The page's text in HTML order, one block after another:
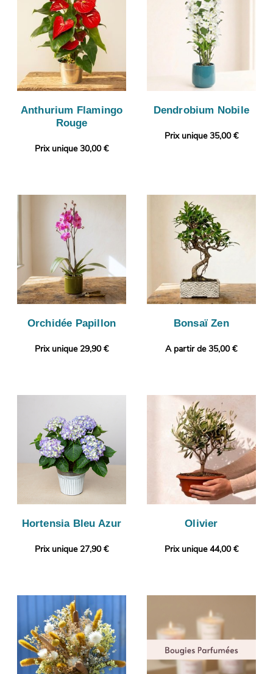
Anthurium Flamingo
Rouge
Prix unique 30,00 €
Dendrobium Nobile
Prix unique 35,00 €
Orchidée Papillon
Prix unique 29,90 €
Bonsaï Zen
A partir de 35,00 €
Hortensia Bleu Azur
Prix unique 27,90 €
Olivier
Prix unique 44,00 €